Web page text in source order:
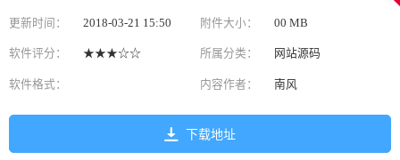
更新时间： 2018-03-21 15:50 附件大小： 00 MB
软件评分： ★★★☆☆ 所属分类： 网站源码
软件格式： 内容作者： 南风
下载地址